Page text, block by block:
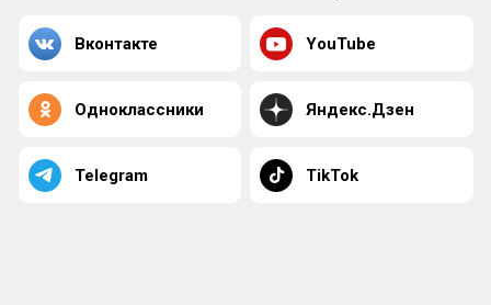
Вконтакте YouTube
Одноклассники Яндекс.Дзен
Telegram TikTok